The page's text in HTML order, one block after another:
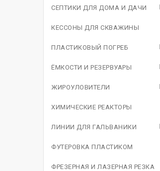
СЕПТИКИ ДЛЯ ДОМА И ДАЧИ
КЕССОНЫ ДЛЯ СКВАЖИНЫ
ПЛАСТИКОВЫЙ ПОГРЕБ
ЁМКОСТИ И РЕЗЕРВУАРЫ
ЖИРОУЛОВИТЕЛИ
ХИМИЧЕСКИЕ РЕАКТОРЫ
ЛИНИИ ДЛЯ ГАЛЬВАНИКИ
ФУТЕРОВКА ПЛАСТИКОМ
ФРЕЗЕРНАЯ И ЛАЗЕРНАЯ РЕЗКА